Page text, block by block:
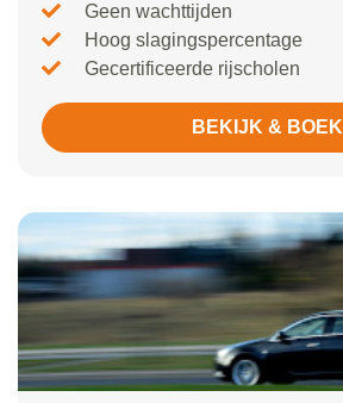
Geen wachttijden
Hoog slagingspercentage
Gecertificeerde rijscholen
BEKIJK & BOEK